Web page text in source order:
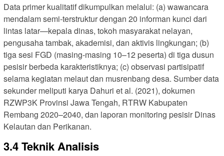
Data primer kualitatif dikumpulkan melalui: (a) wawancara
mendalam semi-terstruktur dengan 20 informan kunci dari
lintas latar—kepala dinas, tokoh masyarakat nelayan,
pengusaha tambak, akademisi, dan aktivis lingkungan; (b)
tiga sesi FGD (masing-masing 10–12 peserta) di tiga dusun
pesisir berbeda karakteristiknya; (c) observasi partisipatif
selama kegiatan melaut dan musrenbang desa. Sumber data
sekunder meliputi karya Dahuri et al. (2021), dokumen
RZWP3K Provinsi Jawa Tengah, RTRW Kabupaten
Rembang 2020–2040, dan laporan monitoring pesisir Dinas
Kelautan dan Perikanan.
3.4 Teknik Analisis